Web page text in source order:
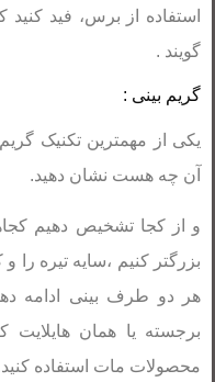
استفاده از برس، فید
گویند .
گریم بینی :
یکی از مهمترین تکنیک
آن چه هست نشان دهید.
و از کجا تشخیص دهیم
بزرگتر کنیم ،سایه تیره را
هر دو طرف بینی ادامه
برجسته یا همان هایلایت
محصولات مات استفاده